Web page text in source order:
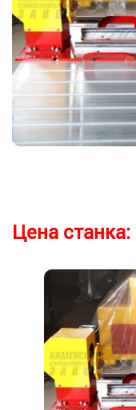
Цена станка: